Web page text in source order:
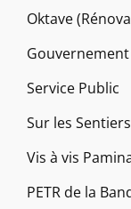
Oktave
Gouvernement
Service Public
Sur les
Vis à vis
PETR de la